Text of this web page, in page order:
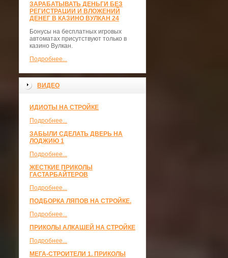
ЗАРАБАТЫВАТЬ ДЕНЬГИ БЕЗ
РЕГИСТРАЦИИ И ВЛОЖЕНИЙ
ДЕНЕГ В КАЗИНО ВУЛКАН 24
Бонусы на бесплатных игровых
автоматах присутствуют только в
казино Вулкан.
Подробнее...
ВИДЕО
ИДИОТЫ НА СТРОЙКЕ
Подробнее...
ЗАБЫЛИ СДЕЛАТЬ ДВЕРЬ НА
ЛОДЖИЮ 1
Подробнее...
ЖЕСТКИЕ ПРИКОЛЫ
ГАСТАРБАЙТЕРОВ
Подробнее...
ПОДБОРКА ЛЯПОВ НА СТРОЙКЕ.
Подробнее...
ПРИКОЛЫ АЛКАШЕЙ НА СТРОЙКЕ
Подробнее...
МЕГА-СТРОИТЕЛИ 1. ПРИКОЛЫ